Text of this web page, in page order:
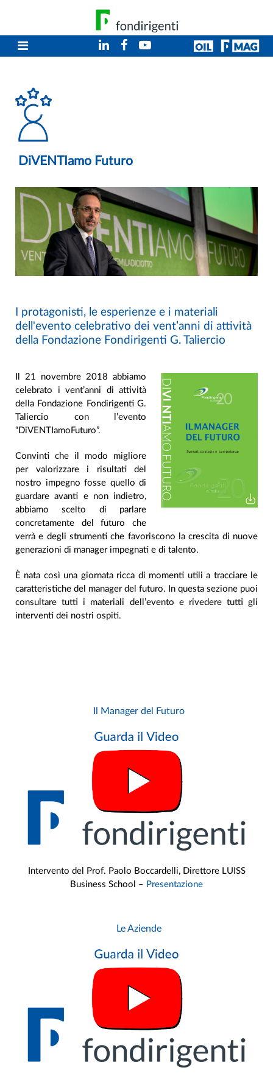
DiVENTIamo Futuro
I protagonisti, le esperienze e i materiali
dell'evento celebrativo dei vent’anni di attività
della Fondazione Fondirigenti G. Taliercio
Il 21 novembre 2018 abbiamo
celebrato i vent’anni di attività
della Fondazione Fondirigenti G.
Taliercio con l’evento
“DiVENTIamoFuturo”.
Convinti che il modo migliore
per valorizzare i risultati del
nostro impegno fosse quello di
guardare avanti e non indietro,
abbiamo scelto di parlare
concretamente del futuro che
verrà e degli strumenti che favoriscono la crescita di nuove
generazioni di manager impegnati e di talento.
È nata così una giornata ricca di momenti utili a tracciare le
caratteristiche del manager del futuro. In questa sezione puoi
consultare tutti i materiali dell’evento e rivedere tutti gli
interventi dei nostri ospiti.
Il Manager del Futuro
Intervento del Prof. Paolo Boccardelli, Direttore LUISS
Business School – Presentazione
Le Aziende